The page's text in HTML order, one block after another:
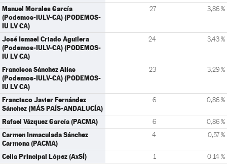
Manuel Morales García
(Podemos-IULV-CA) (PODEMOS-
IU LV CA)
27 3,86 %
José Ismael Criado Aguilera
(Podemos-IULV-CA) (PODEMOS-
IU LV CA)
24 3,43 %
Francisca Sánchez Alías
(Podemos-IULV-CA) (PODEMOS-
IU LV CA)
23 3,29 %
Francisco Javier Fernández
Sánchez (MÁS PAÍS-ANDALUCÍA)
6 0,86 %
Rafael Vázquez García (PACMA) 6 0,86 %
Carmen Inmaculada Sánchez
Carmona (PACMA)
4 0,57 %
Celia Principal López (AxSÍ) 1 0,14 %